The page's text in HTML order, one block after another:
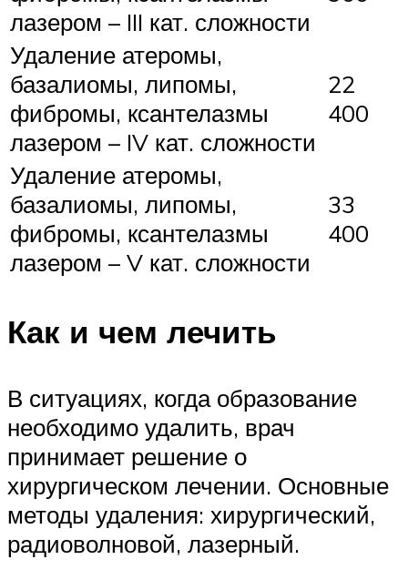
лазером – III кат. сложности
Удаление атеромы,
базалиомы, липомы,
фибромы, ксантелазмы
лазером – IV кат. сложности
22
400
Удаление атеромы,
базалиомы, липомы,
фибромы, ксантелазмы
лазером – V кат. сложности
33
400
Как и чем лечить
В ситуациях, когда образование
необходимо удалить, врач
принимает решение о
хирургическом лечении. Основные
методы удаления: хирургический,
радиоволновой, лазерный.